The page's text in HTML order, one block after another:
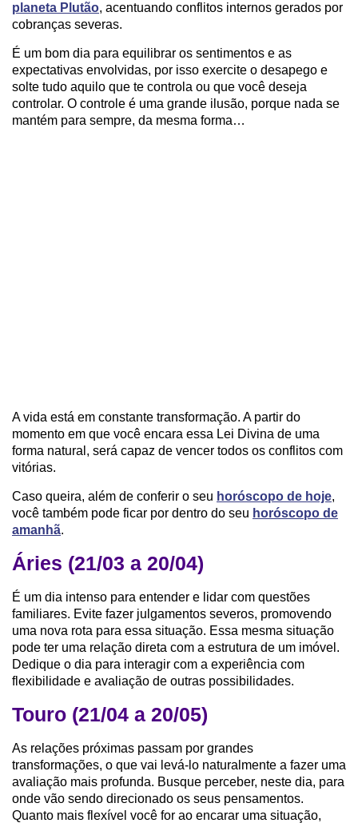
planeta Plutão, acentuando conflitos internos gerados por
cobranças severas.
É um bom dia para equilibrar os sentimentos e as
expectativas envolvidas, por isso exercite o desapego e
solte tudo aquilo que te controla ou que você deseja
controlar. O controle é uma grande ilusão, porque nada se
mantém para sempre, da mesma forma…
A vida está em constante transformação. A partir do
momento em que você encara essa Lei Divina de uma
forma natural, será capaz de vencer todos os conflitos com
vitórias.
Caso queira, além de conferir o seu horóscopo de hoje,
você também pode ficar por dentro do seu horóscopo de
amanhã.
Áries (21/03 a 20/04)
É um dia intenso para entender e lidar com questões
familiares. Evite fazer julgamentos severos, promovendo
uma nova rota para essa situação. Essa mesma situação
pode ter uma relação direta com a estrutura de um imóvel.
Dedique o dia para interagir com a experiência com
flexibilidade e avaliação de outras possibilidades.
Touro (21/04 a 20/05)
As relações próximas passam por grandes
transformações, o que vai levá-lo naturalmente a fazer uma
avaliação mais profunda. Busque perceber, neste dia, para
onde vão sendo direcionado os seus pensamentos.
Quanto mais flexível você for ao encarar uma situação,